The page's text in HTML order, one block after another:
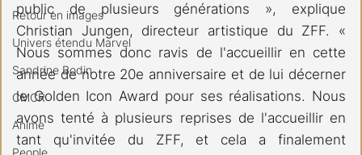
Retour en images
Univers étendu Marvel
Sandrine Bodin
CMCR
Anime
People
public de plusieurs générations », explique
Christian Jungen, directeur artistique du ZFF. «
Nous sommes donc ravis de l'accueillir en cette
année de notre 20e anniversaire et de lui décerner
le Golden Icon Award pour ses réalisations. Nous
avons tenté à plusieurs reprises de l'accueillir en
tant qu'invitée du ZFF, et cela a finalement